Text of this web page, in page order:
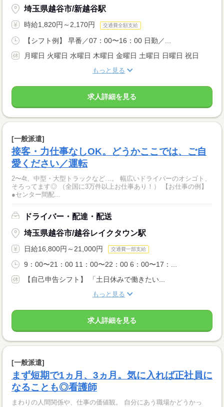
埼玉県越谷市/新越谷駅
時給1,820円～2,170円 交通費全額支給
【シフト例】 早番／07：00〜16：00 日勤／...
月曜日 火曜日 水曜日 木曜日 金曜日 土曜日 日曜日 祝日
もっと見る
求人詳細を見る
[一般派遣]
接客・力仕事なしOK。どうかここでは、ご自
愛ください／運転
2〜4t、中型・大型トラックなど…。 幅広いドライバーのオシゴト、
そろってます◎ （全国に3万件以上お仕事あり！） 【お仕事の例】
●センター間配...
ドライバー・配達・配送
埼玉県越谷市/越谷レイクタウン駅
日給16,800円～21,000円 交通費一部支給
9：00〜21：00 11：00〜22：00 6：00〜17：...
【自己申告シフト】 「土日休みで働きたい...
もっと見る
求人詳細を見る
[一般派遣]
まず短期で1ヵ月、3ヵ月。気に入れば正社員に
なることも◎看護師
まわりの人間関係や、仕事の価値観。 自分にあう職場かどうかっ